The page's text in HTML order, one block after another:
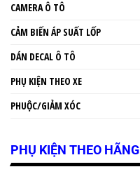
CAMERA Ô TÔ
CẢM BIẾN ÁP SUẤT LỐP
DÁN DECAL Ô TÔ
PHỤ KIỆN THEO XE
PHUỘC/GIẢM XÓC
PHỤ KIỆN THEO HÃNG